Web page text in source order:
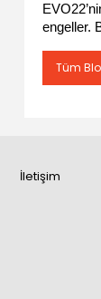
engeller.
Tüm
İletişim